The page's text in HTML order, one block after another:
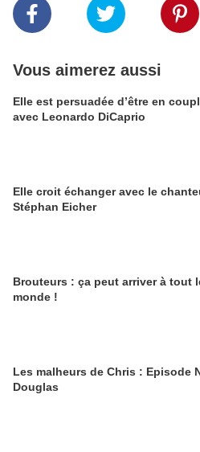
Vous aimerez aussi
Elle est persuadée d’être en
avec Leonardo DiCaprio
Elle croit échanger avec le
Stéphan Eicher
Brouteurs : ça peut arriver à tout le
monde !
Les malheurs de Chris : Episode
Douglas